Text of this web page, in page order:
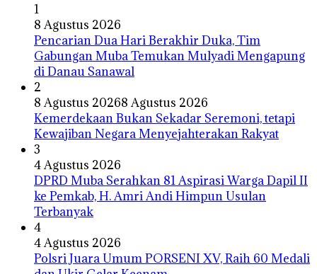
1
8 Agustus 2026
Pencarian Dua Hari Berakhir Duka, Tim
Gabungan Muba Temukan Mulyadi Mengapung
di Danau Sanawal
2
8 Agustus 20268 Agustus 2026
Kemerdekaan Bukan Sekadar Seremoni, tetapi
Kewajiban Negara Menyejahterakan Rakyat
3
4 Agustus 2026
DPRD Muba Serahkan 81 Aspirasi Warga Dapil II
ke Pemkab, H. Amri Andi Himpun Usulan
Terbanyak
4
4 Agustus 2026
Polsri Juara Umum PORSENI XV, Raih 60 Medali